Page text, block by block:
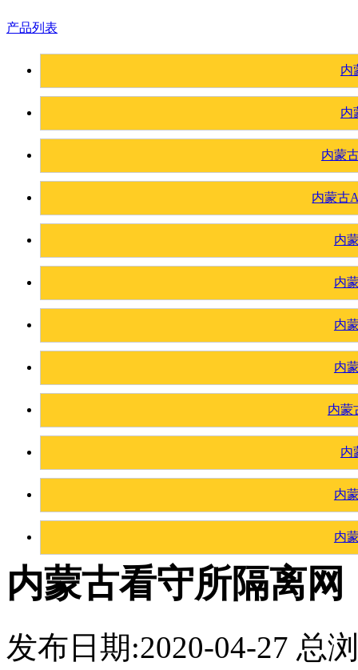
产品列表
内
内
内蒙
内蒙古
内
内
内
内
内蒙
内
内
内
内蒙古看守所隔离网
发布日期:2020-04-27 总